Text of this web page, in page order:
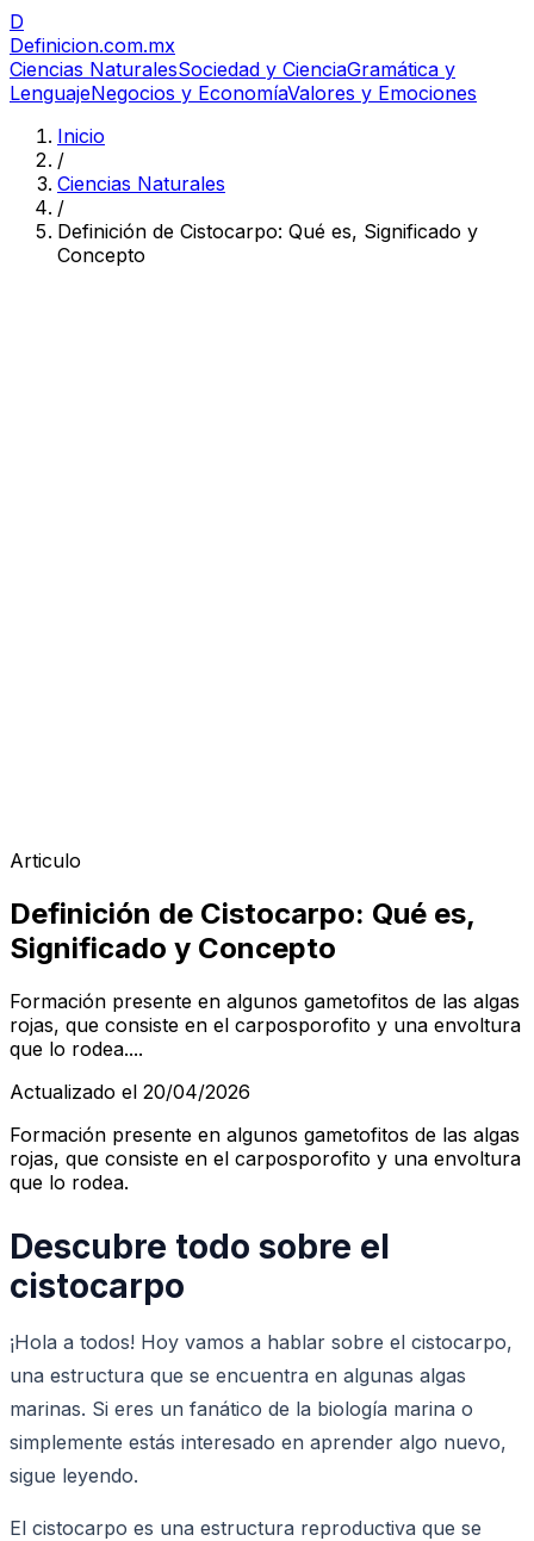
D
Definicion.com.mx
Ciencias NaturalesSociedad y CienciaGramática y
LenguajeNegocios y EconomíaValores y Emociones
Inicio
/
Ciencias Naturales
/
Definición de Cistocarpo: Qué es, Significado y
Concepto
Articulo
Definición de Cistocarpo: Qué es,
Significado y Concepto
Formación presente en algunos gametofitos de las algas
rojas, que consiste en el carposporofito y una envoltura
que lo rodea....
Actualizado el 20/04/2026
Formación presente en algunos gametofitos de las algas
rojas, que consiste en el carposporofito y una envoltura
que lo rodea.
Descubre todo sobre el
cistocarpo
¡Hola a todos! Hoy vamos a hablar sobre el cistocarpo,
una estructura que se encuentra en algunas algas
marinas. Si eres un fanático de la biología marina o
simplemente estás interesado en aprender algo nuevo,
sigue leyendo.
El cistocarpo es una estructura reproductiva que se